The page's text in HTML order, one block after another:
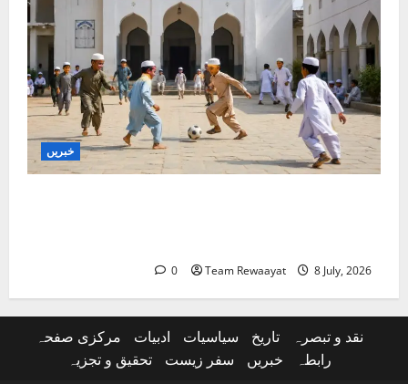
خبریں
Team Rewaayat 8 July, 2026
0
مرکزی صفحہ ادبیات سیاسیات تاریخ
نقد و تبصرہ
تحقیق و تجزیہ
سفر زیست خبریں رابطہ